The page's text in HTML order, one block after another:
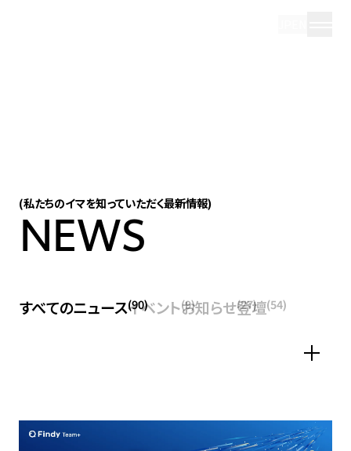
(私たちのイマを知っていただく最新情報)
NEWS
すべてのニュース(90)
イベント(9)
お知らせ(27)
登壇(54)